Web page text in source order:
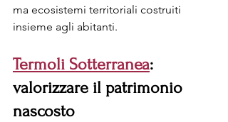
ma ecosistemi territoriali costruiti
insieme agli abitanti.
Termoli Sotterranea:
valorizzare il patrimonio
nascosto